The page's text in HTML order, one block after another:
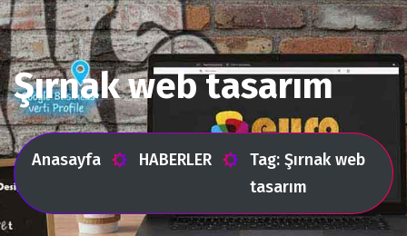
Şırnak web tasarım
Anasayfa HABERLER
Tag: Şırnak web
tasarım